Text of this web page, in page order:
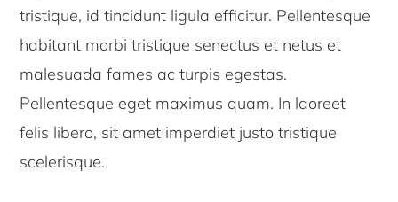
tristique, id tincidunt ligula efficitur. Pellentesque
habitant morbi tristique senectus et netus et
malesuada fames ac turpis egestas.
Pellentesque eget maximus quam. In laoreet
felis libero, sit amet imperdiet justo tristique
scelerisque.